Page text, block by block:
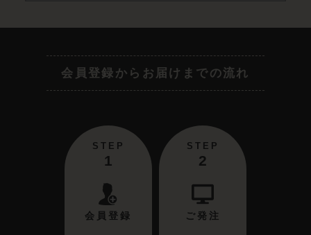
会員登録からお届けまでの流れ
STEP
1
会員登録
STEP
2
ご発注